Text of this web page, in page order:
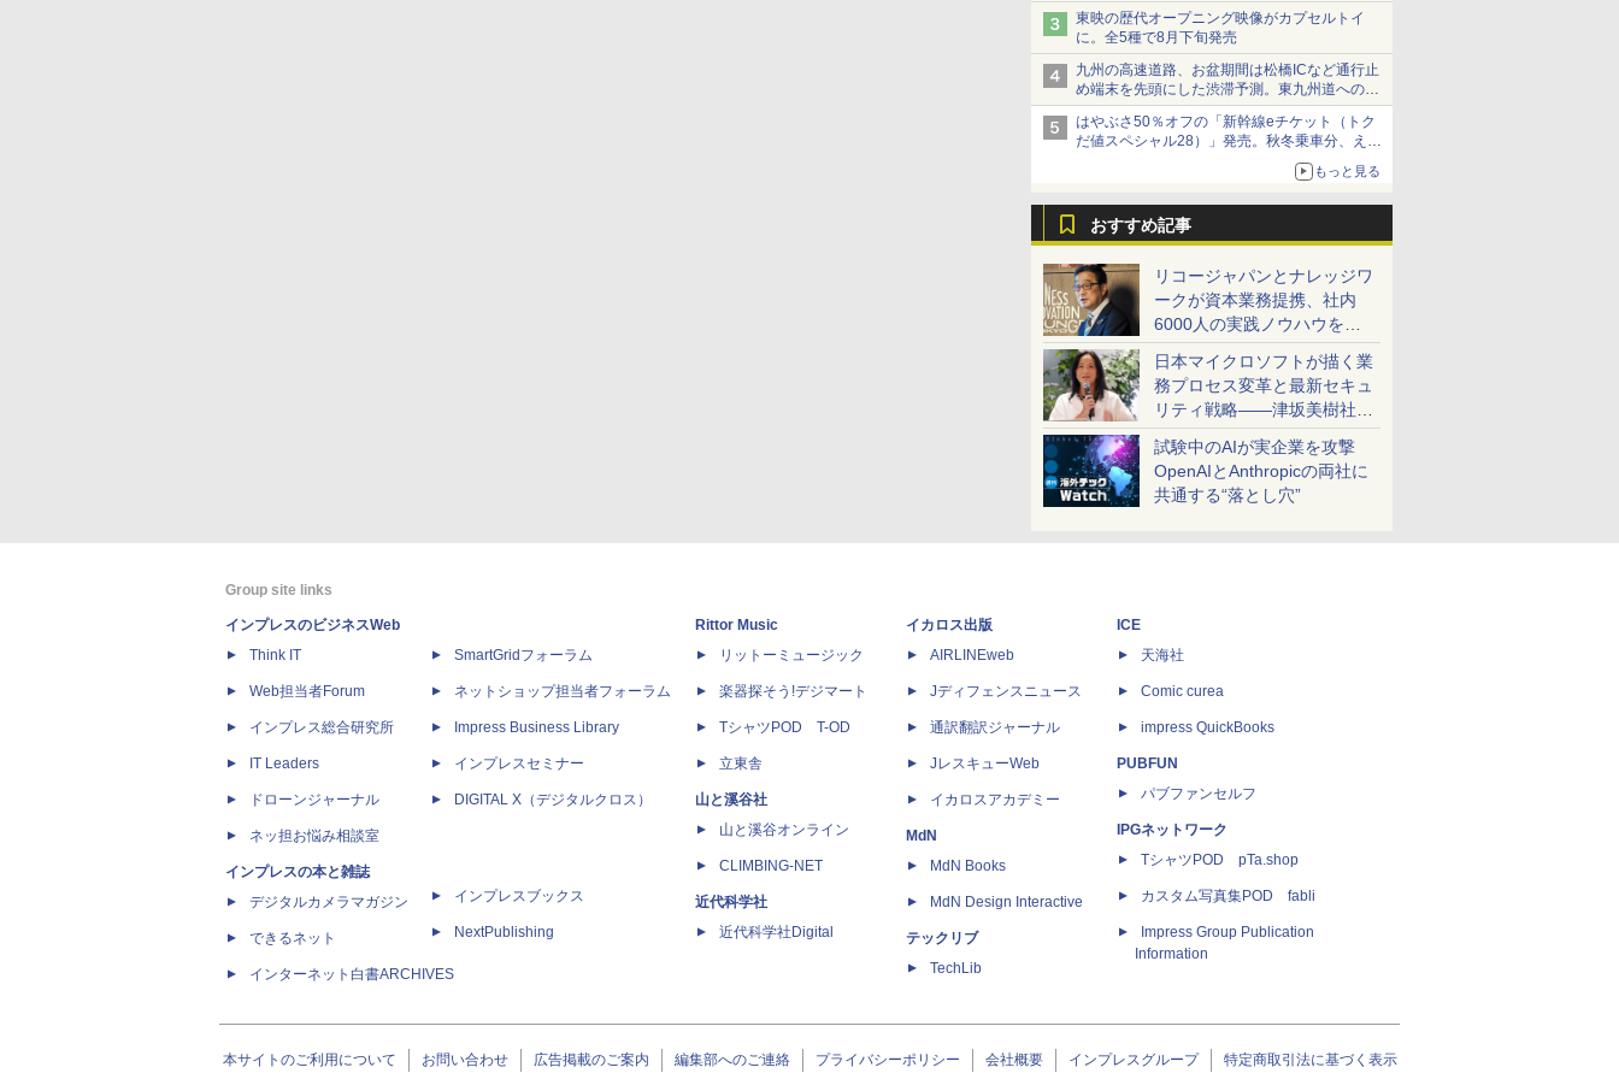
ショーツは1990円に
東映の歴代オープニング映像がカプセルトイ
に。全5種で8月下旬発売
九州の高速道路、お盆期間は松橋ICなど通行止
め端末を先頭にした渋滞予測。東九州道への迂
回は料金調整を実施
はやぶさ50％オフの「新幹線eチケット（トク
だ値スペシャル28）」発売。秋冬乗車分、えき
もっと見る
おすすめ記事
リコージャパンとナレッジワ
ークが資本業務提携、社内
6000人の実践ノウハウを生
かした「AI商談記録 for
RICOH」を展開へ
日本マイクロソフトが描く業
務プロセス変革と最新セキュ
リティ戦略――津坂美樹社長
が2027年度戦略を説明
試験中のAIが実企業を攻撃
OpenAIとAnthropicの両社に
共通する“落とし穴”
Group site links
インプレスのビジネスWeb
Think IT
Web担当者Forum
インプレス総合研究所
IT Leaders
ドローンジャーナル
ネッ担お悩み相談室
インプレスの本と雑誌
デジタルカメラマガジン
できるネット
インターネット白書ARCHIVES
SmartGridフォーラム
ネットショップ担当者フォーラム
Impress Business Library
インプレスセミナー
DIGITAL X（デジタルクロス）
インプレスブックス
NextPublishing
Rittor Music
リットーミュージック
楽器探そう!デジマート
TシャツPOD T-OD
立東舎
山と溪谷社
山と溪谷オンライン
CLIMBING-NET
近代科学社
近代科学社Digital
イカロス出版
AIRLINEweb
Jディフェンスニュース
通訳翻訳ジャーナル
JレスキューWeb
イカロスアカデミー
MdN
MdN Books
MdN Design Interactive
テックリブ
TechLib
ICE
天海社
Comic curea
impress QuickBooks
PUBFUN
パブファンセルフ
IPGネットワーク
TシャツPOD pTa.shop
カスタム写真集POD fabli
Impress Group Publication
Information
本サイトのご利用について お問い合わせ 広告掲載のご案内 編集部へのご連絡 プライバシーポリシー 会社概要 インプレスグループ 特定商取引法に基づく表示